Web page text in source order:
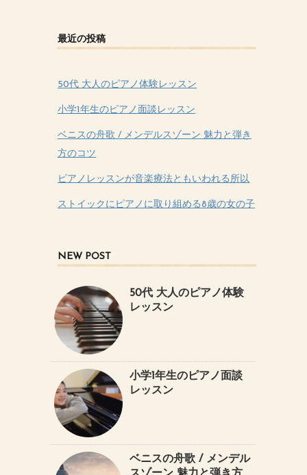
最近の投稿
50代 大人のピアノ体験レッスン
小学1年生のピアノ面談レッスン
ベニスの舟歌 / メンデルスゾーン 魅力と弾き
方のコツ
ピアノレッスンが音楽療法ともいわれる所以
ストイックにピアノに取り組める8歳の女の子
NEW POST
50代 大人のピアノ体験
レッスン
小学1年生のピアノ面談
レッスン
ベニスの舟歌 / メンデル